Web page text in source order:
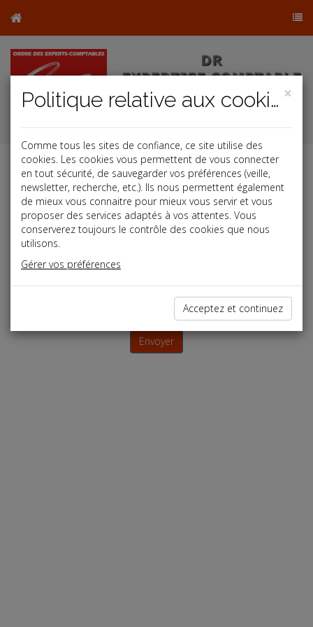
Si vous avez oublié votre mot de passe: Tapez votre
×
Politique relative aux cookies
Comme tous les sites de confiance, ce site utilise des
cookies. Les cookies vous permettent de vous connecter
en tout sécurité, de sauvegarder vos préférences (veille,
newsletter, recherche, etc.). Ils nous permettent également
de mieux vous connaitre pour mieux vous servir et vous
proposer des services adaptés à vos attentes. Vous
conserverez toujours le contrôle des cookies que nous
utilisons.
Gérer vos préférences
Acceptez et continuez